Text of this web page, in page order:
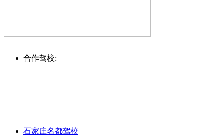
合作驾校:
石家庄名都驾校